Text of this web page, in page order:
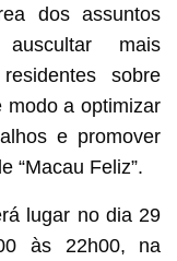
dos assuntos
mais
sobre
modo a optimizar
e promover
“Macau Feliz”.
lugar no dia 29
às 22h00, na